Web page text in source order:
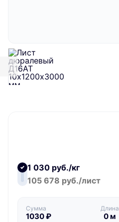
1 030 руб./кг
105 678 руб./лист
Сумма
1030₽
Длина
0м